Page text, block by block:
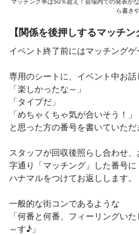
ら書き
【関係を後押しするマッチン
イベント終了前にはマッチングゲ
専用のシートに、イベント中お
「楽しかったな～」
「タイプだ」
「めちゃくちゃ気が合いそう！」
と思った方の番号を書いていただ
スタッフが回収後照らし合わせ
字通り「マッチング」した番号に
ハナマルをつけてお返しします。
一般的な街コンであるような
「何番と何番、フィーリングい
～す♪」